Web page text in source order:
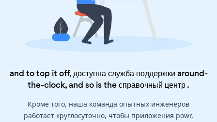
and to top it off, доступна служба поддержки around-
the-clock, and so is theсправочный центр.
Кроме того, наша команда опытных инженеров
работает круглосуточно, чтобы приложения powr,